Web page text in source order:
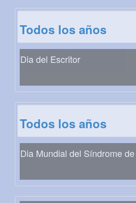
Todos los años
Dia del Escritor
Todos los años
Dia Mundial del Síndrome